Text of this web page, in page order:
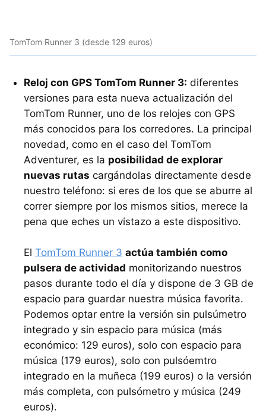
TomTom Runner 3 (desde 129 euros)
Reloj con GPS TomTom Runner 3: diferentes
versiones para esta nueva actualización del
TomTom Runner, uno de los relojes con GPS
más conocidos para los corredores. La principal
novedad, como en el caso del TomTom
Adventurer, es la posibilidad de explorar
nuevas rutas cargándolas directamente desde
nuestro teléfono: si eres de los que se aburre al
correr siempre por los mismos sitios, merece la
pena que eches un vistazo a este dispositivo.
El TomTom Runner 3 actúa también como
pulsera de actividad monitorizando nuestros
pasos durante todo el día y dispone de 3 GB de
espacio para guardar nuestra música favorita.
Podemos optar entre la versión sin pulsúmetro
integrado y sin espacio para música (más
económico: 129 euros), solo con espacio para
música (179 euros), solo con pulsóemtro
integrado en la muñeca (199 euros) o la versión
más completa, con pulsómetro y música (249
euros).